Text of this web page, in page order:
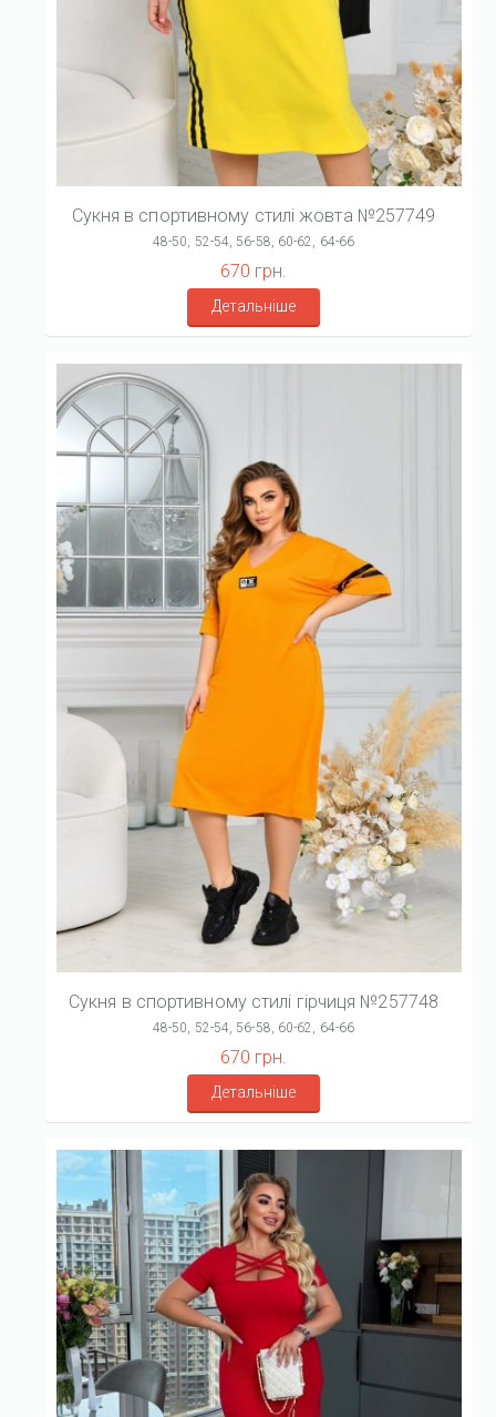
Сукня в спортивному стилі жовта №257749
48-50, 52-54, 56-58, 60-62, 64-66
670 грн.
Детальніше
Сукня в спортивному стилі гірчиця №257748
48-50, 52-54, 56-58, 60-62, 64-66
670 грн.
Детальніше